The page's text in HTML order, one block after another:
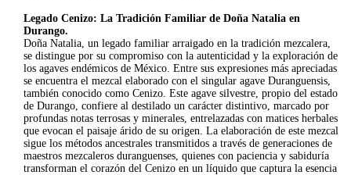
Legado Cenizo: La Tradición Familiar de Doña Natalia en
Durango.
Doña Natalia, un legado familiar arraigado en la tradición mezcalera,
se distingue por su compromiso con la autenticidad y la exploración de
los agaves endémicos de México. Entre sus expresiones más apreciadas
se encuentra el mezcal elaborado con el singular agave Duranguensis,
también conocido como Cenizo. Este agave silvestre, propio del estado
de Durango, confiere al destilado un carácter distintivo, marcado por
profundas notas terrosas y minerales, entrelazadas con matices herbales
que evocan el paisaje árido de su origen. La elaboración de este mezcal
sigue los métodos ancestrales transmitidos a través de generaciones de
maestros mezcaleros duranguenses, quienes con paciencia y sabiduría
transforman el corazón del Cenizo en un líquido que captura la esencia